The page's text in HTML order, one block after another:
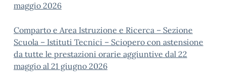
maggio 2026
Comparto e Area Istruzione e Ricerca – Sezione
Scuola – Istituti Tecnici – Sciopero con astensione
da tutte le prestazioni orarie aggiuntive dal 22
maggio al 21 giugno 2026